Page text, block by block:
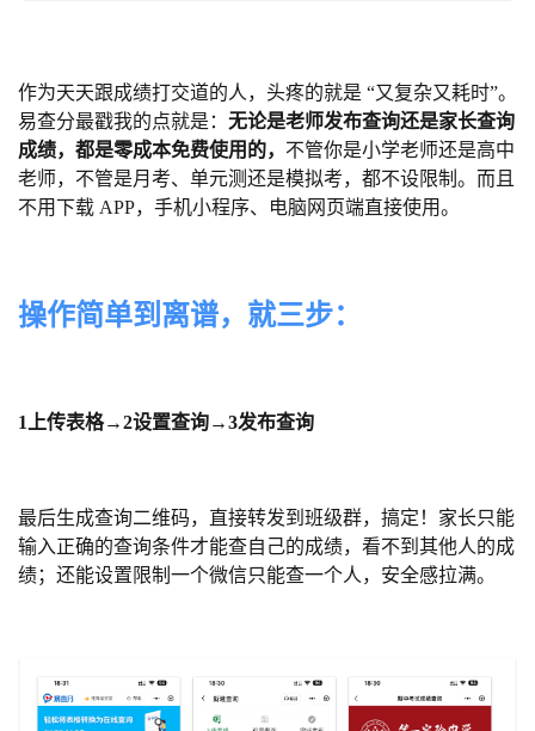
作为天天跟成绩打交道的人，头疼的就是 “又复杂又耗时”。
易查分最戳我的点就是： 无论是老师发布查询还是家长查询
成绩，都是零成本免费使用的， 不管你是小学老师还是高中
老师，不管是月考、单元测还是模拟考，都不设限制。而且
不用下载 APP，手机小程序、电脑网页端直接使用。
操作简单到离谱，就三步：
1上传表格→2设置查询→3发布查询
最后生成查询二维码，直接转发到班级群，搞定！家长只能
输入正确的查询条件才能查自己的成绩，看不到其他人的成
绩；还能设置限制一个微信只能查一个人，安全感拉满。